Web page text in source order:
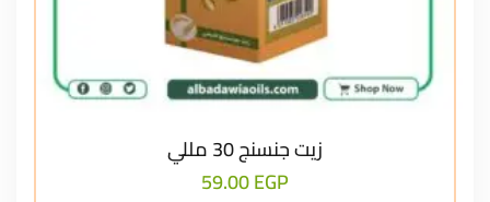
زيت جنسنج 30 مللي
59.00EGP